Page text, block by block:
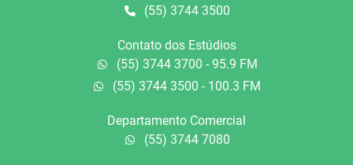
(55) 3744 3500
Contato dos Estúdios
(55) 3744 3700 - 95.9 FM
(55) 3744 3500 - 100.3 FM
Departamento Comercial
(55) 3744 7080